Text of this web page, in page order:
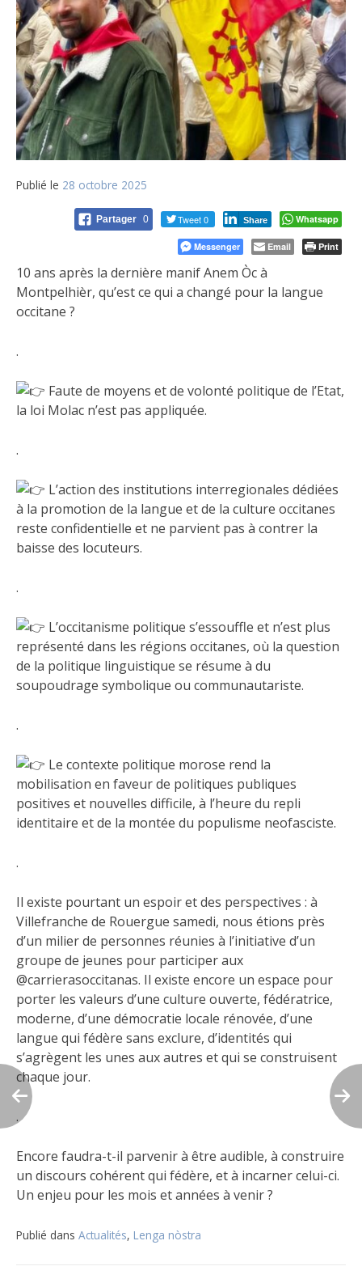
Publié le 28 octobre 2025
Partager 0 Tweet 0 Share Whatsapp
Messenger Email Print
10 ans après la dernière manif Anem Òc à
Montpelhièr, qu’est ce qui a changé pour la langue
occitane ?
.
Faute de moyens et de volonté politique de l’Etat,
la loi Molac n’est pas appliquée.
.
L’action des institutions interregionales dédiées
à la promotion de la langue et de la culture occitanes
reste confidentielle et ne parvient pas à contrer la
baisse des locuteurs.
.
L’occitanisme politique s’essouffle et n’est plus
représenté dans les régions occitanes, où la question
de la politique linguistique se résume à du
soupoudrage symbolique ou communautariste.
.
Le contexte politique morose rend la
mobilisation en faveur de politiques publiques
positives et nouvelles difficile, à l’heure du repli
identitaire et de la montée du populisme neofasciste.
.
Il existe pourtant un espoir et des perspectives : à
Villefranche de Rouergue samedi, nous étions près
d’un milier de personnes réunies à l’initiative d’un
groupe de jeunes pour participer aux
@carrierasoccitanas. Il existe encore un espace pour
porter les valeurs d’une culture ouverte, fédératrice,
moderne, d’une démocratie locale rénovée, d’une
langue qui fédère sans exclure, d’identités qui
s’agrègent les unes aux autres et qui se construisent
chaque jour.
.
Encore faudra-t-il parvenir à être audible, à construire
un discours cohérent qui fédère, et à incarner celui-ci.
Un enjeu pour les mois et années à venir ?
Publié dans Actualités, Lenga nòstra